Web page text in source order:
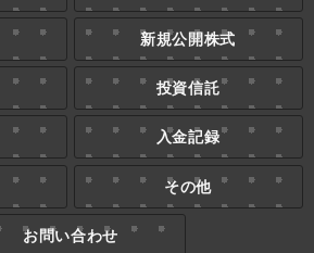
新規公開株式
投資信託
入金記録
その他
お問い合わせ